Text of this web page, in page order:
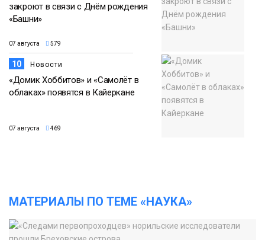
закроют в связи с Днём рождения
«Башни»
07 августа 579
10 Новости
«Домик Хоббитов» и «Самолёт в
облаках» появятся в Кайеркане
07 августа 469
МАТЕРИАЛЫ ПО ТЕМЕ «НАУКА»